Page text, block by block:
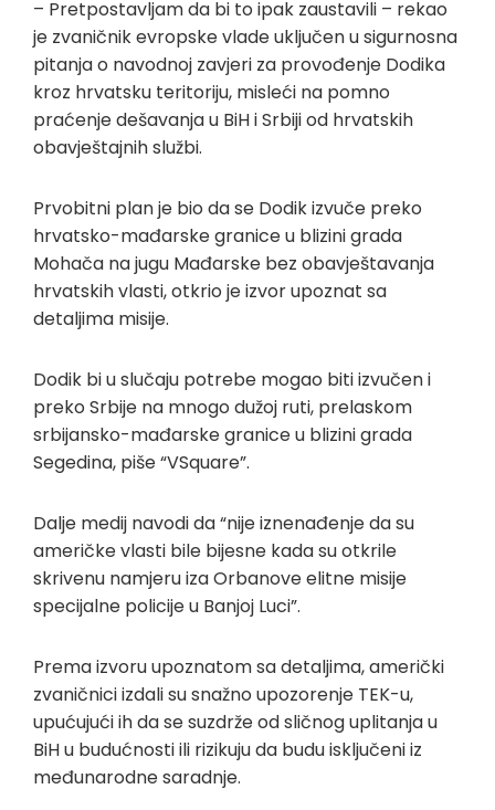
– Pretpostavljam da bi to ipak zaustavili – rekao
je zvaničnik evropske vlade uključen u sigurnosna
pitanja o navodnoj zavjeri za provođenje Dodika
kroz hrvatsku teritoriju, misleći na pomno
praćenje dešavanja u BiH i Srbiji od hrvatskih
obavještajnih službi.
Prvobitni plan je bio da se Dodik izvuče preko
hrvatsko-mađarske granice u blizini grada
Mohača na jugu Mađarske bez obavještavanja
hrvatskih vlasti, otkrio je izvor upoznat sa
detaljima misije.
Dodik bi u slučaju potrebe mogao biti izvučen i
preko Srbije na mnogo dužoj ruti, prelaskom
srbijansko-mađarske granice u blizini grada
Segedina, piše “VSquare”.
Dalje medij navodi da “nije iznenađenje da su
američke vlasti bile bijesne kada su otkrile
skrivenu namjeru iza Orbanove elitne misije
specijalne policije u Banjoj Luci”.
Prema izvoru upoznatom sa detaljima, američki
zvaničnici izdali su snažno upozorenje TEK-u,
upućujući ih da se suzdrže od sličnog uplitanja u
BiH u budućnosti ili rizikuju da budu isključeni iz
međunarodne saradnje.